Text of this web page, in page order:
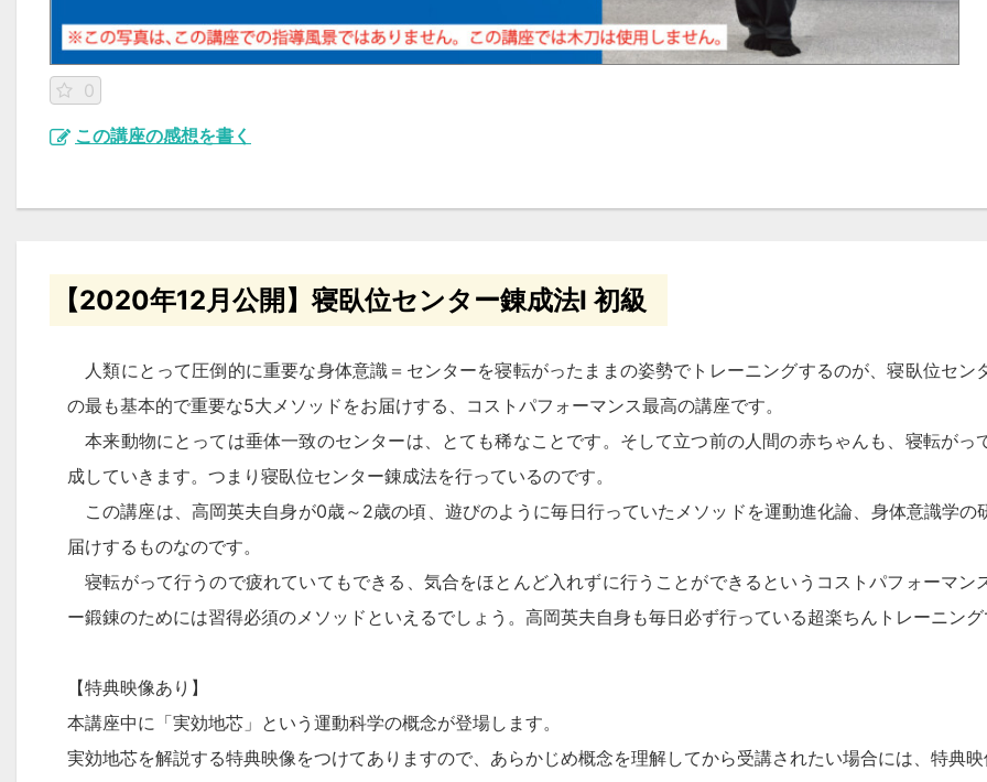
0
この講座の感想を書く
【2020年12月公開】寝臥位センター錬成法Ⅰ 初級
人類にとって圧倒的に重要な身体意識＝センターを寝転がったままの姿勢でトレーニングするのが、寝臥位セン
の最も基本的で重要な5大メソッドをお届けする、コストパフォーマンス最高の講座です。
本来動物にとっては垂体一致のセンターは、とても稀なことです。そして立つ前の人間の赤ちゃんも、寝転がっ
成していきます。つまり寝臥位センター錬成法を行っているのです。
この講座は、高岡英夫自身が0歳～2歳の頃、遊びのように毎日行っていたメソッドを運動進化論、身体意識学の
届けするものなのです。
寝転がって行うので疲れていてもできる、気合をほとんど入れずに行うことができるというコストパフォーマン
ー鍛錬のためには習得必須のメソッドといえるでしょう。高岡英夫自身も毎日必ず行っている超楽ちんトレーニン
【特典映像あり】
本講座中に「実効地芯」という運動科学の概念が登場します。
実効地芯を解説する特典映像をつけてありますので、あらかじめ概念を理解してから受講されたい場合には、特典